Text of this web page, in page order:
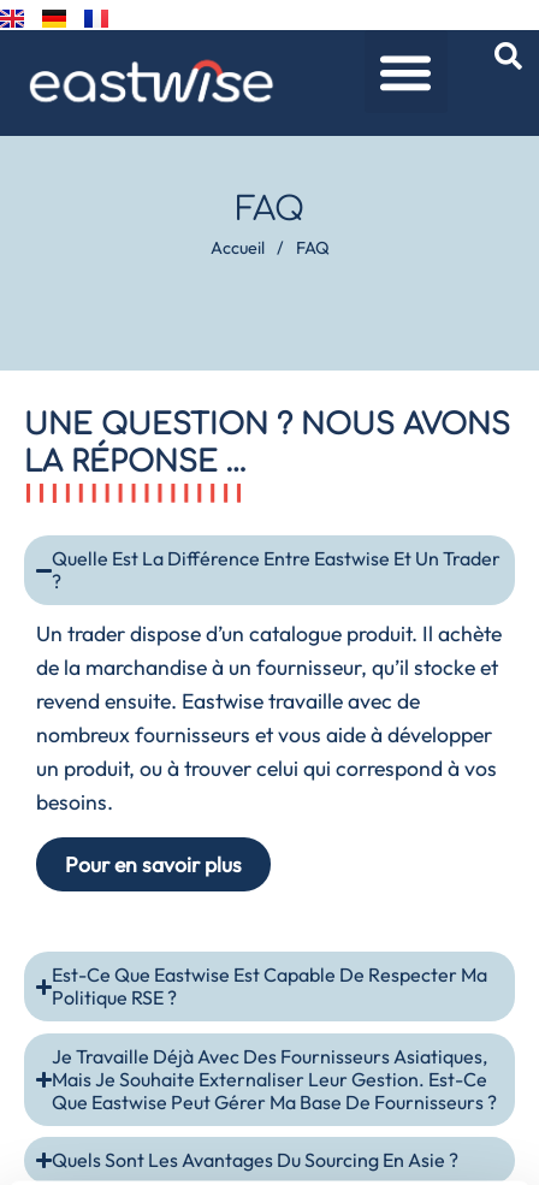
FAQ
Accueil / FAQ
UNE QUESTION ? NOUS AVONS
LA RÉPONSE …
Quelle Est La Différence Entre Eastwise Et Un Trader
?
Un trader dispose d’un catalogue produit. Il achète
de la marchandise à un fournisseur, qu’il stocke et
revend ensuite. Eastwise travaille avec de
nombreux fournisseurs et vous aide à développer
un produit, ou à trouver celui qui correspond à vos
besoins.
Pour en savoir plus
Est-Ce Que Eastwise Est Capable De Respecter Ma
Politique RSE ?
Je Travaille Déjà Avec Des Fournisseurs Asiatiques,
Mais Je Souhaite Externaliser Leur Gestion. Est-Ce
Que Eastwise Peut Gérer Ma Base De Fournisseurs ?
Quels Sont Les Avantages Du Sourcing En Asie ?